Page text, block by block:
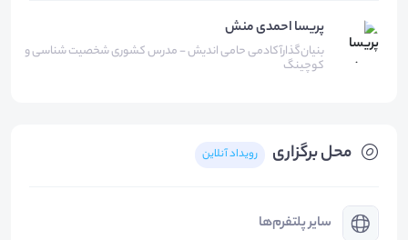
محل برگزاری رویداد آنلاین
سایر پلتفرم‌ها
پریسا احمدی منش
بنیان‌گذارآکادمی حامی اندیش - مدرس کشوری شخصیت شناسی و
کوچینگ